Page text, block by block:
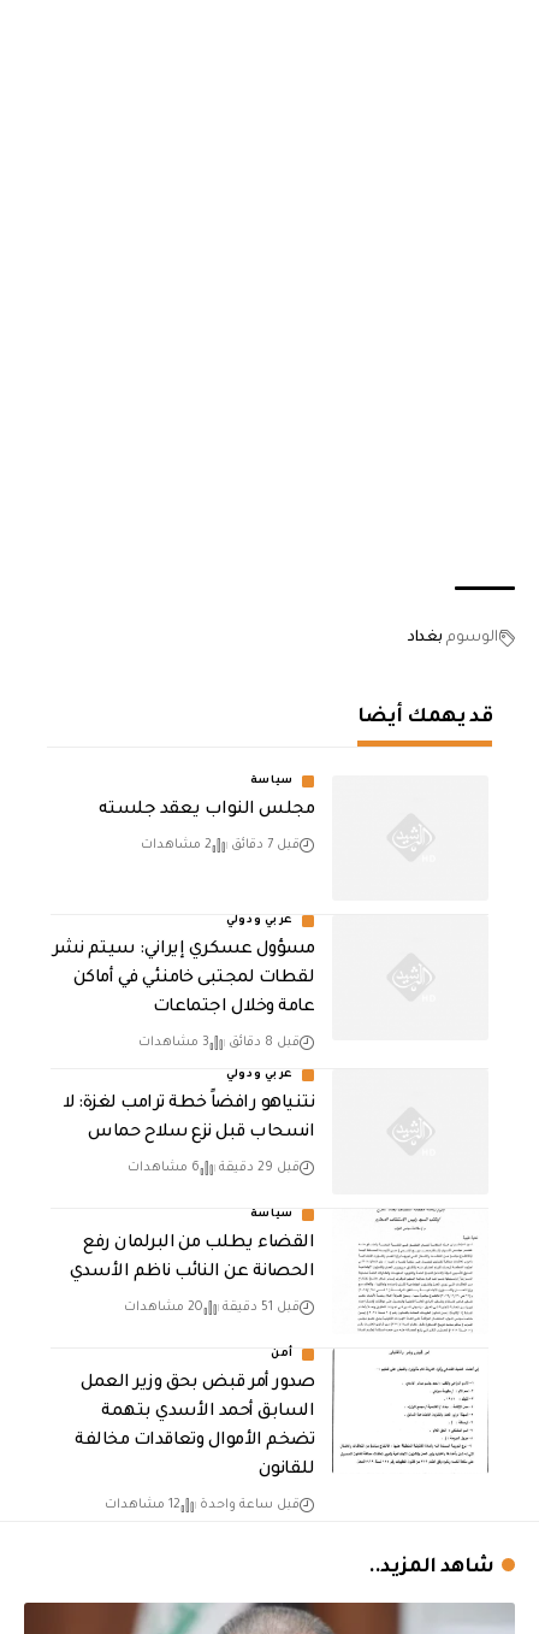
الوسوم بغداد
قد يهمك أيضا
سياسة
مجلس النواب يعقد جلسته
قبل 7 دقائق 2 مشاهدات
عربي ودولي
مسؤول عسكري إيراني: سيتم نشر
لقطات لمجتبى خامنئي في أماكن
عامة وخلال اجتماعات
قبل 8 دقائق 3 مشاهدات
عربي ودولي
نتنياهو رافضاً خطة ترامب لغزة: لا
انسحاب قبل نزع سلاح حماس
قبل 29 دقيقة 6 مشاهدات
سياسة
القضاء يطلب من البرلمان رفع
الحصانة عن النائب ناظم الأسدي
قبل 51 دقيقة 20 مشاهدات
أمن
صدور أمر قبض بحق وزير العمل
السابق أحمد الأسدي بتهمة
تضخم الأموال وتعاقدات مخالفة
للقانون
قبل ساعة واحدة 12 مشاهدات
شاهد المزيد..